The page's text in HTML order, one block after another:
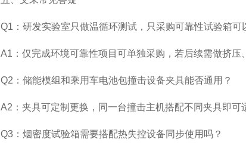
Q1：研发实验室只做温循环测试，只采购可靠性试验箱可
A1：仅完成环境可靠性项目可单独采购，若后续需做挤压
Q2：储能模组和乘用车电池包撞击设备夹具能否通用？
A2：夹具可定制更换，同一台撞击主机搭配不同夹具即可
Q3：烟密度试验箱需要搭配热失控设备同步使用吗？